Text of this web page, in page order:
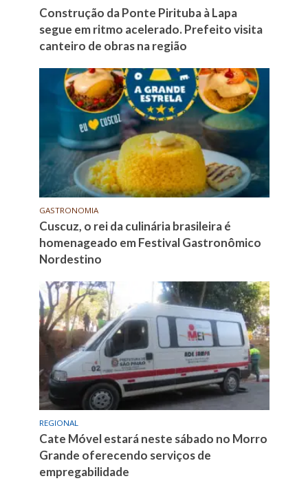
Construção da Ponte Pirituba à Lapa
segue em ritmo acelerado. Prefeito visita
canteiro de obras na região
GASTRONOMIA
Cuscuz, o rei da culinária brasileira é
homenageado em Festival Gastronômico
Nordestino
REGIONAL
Cate Móvel estará neste sábado no Morro
Grande oferecendo serviços de
empregabilidade